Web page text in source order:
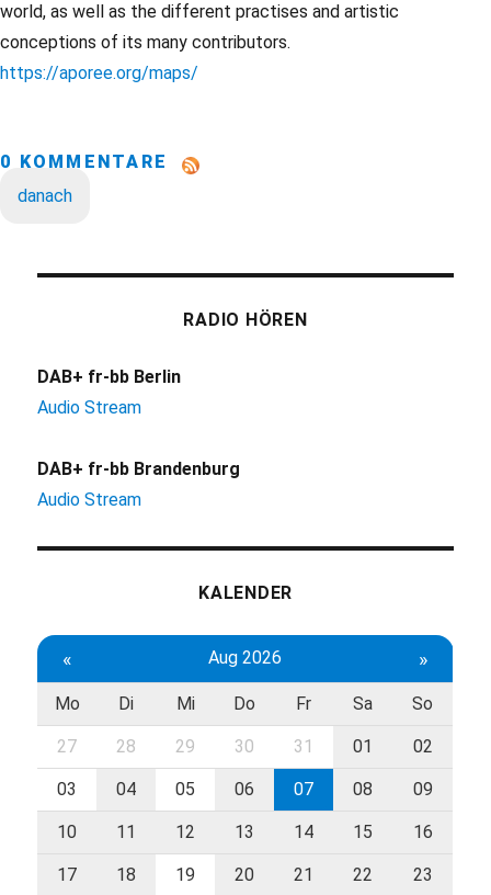
world, as well as the different practises and artistic
conceptions of its many contributors.
https://aporee.org/maps/
0 KOMMENTARE
danach
RADIO HÖREN
DAB+ fr-bb Berlin
Audio Stream
DAB+ fr-bb Brandenburg
Audio Stream
KALENDER
« Aug 2026 »
Mo Di Mi Do Fr Sa So
27 28 29 30 31 01 02
03 04 05 06 07 08 09
10 11 12 13 14 15 16
17 18 19 20 21 22 23